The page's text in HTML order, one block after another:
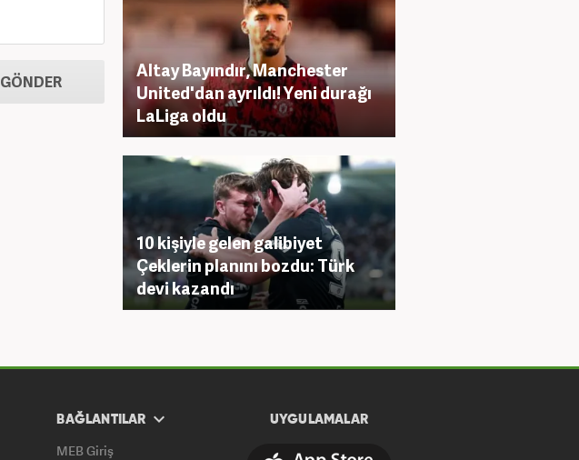
GÖNDER
Altay Bayındır, Manchester
United'dan ayrıldı! Yeni durağı
LaLiga oldu
10 kişiyle gelen galibiyet
Çeklerin planını bozdu: Türk
devi kazandı
BAĞLANTILAR
MEB Giriş
UYGULAMALAR